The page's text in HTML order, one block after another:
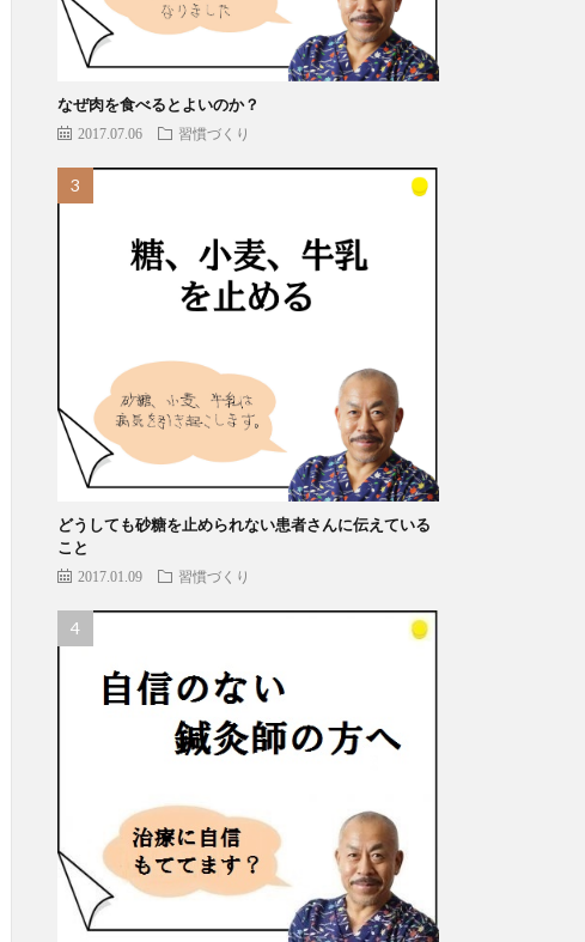
なぜ肉を食べるとよいのか？
2017.07.06 習慣づくり
どうしても砂糖を止められない患者さんに伝えている
こと
2017.01.09 習慣づくり